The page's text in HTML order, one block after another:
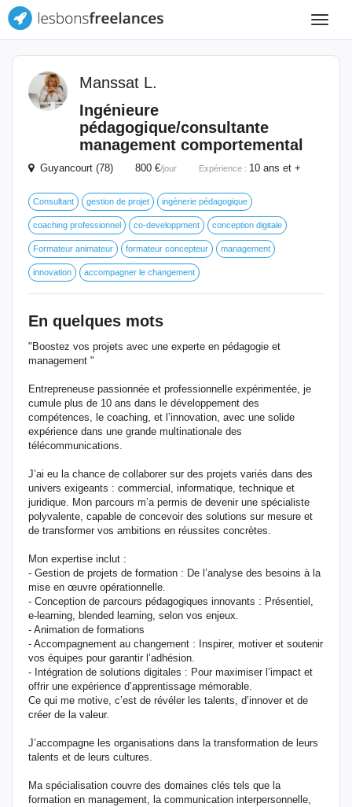
Toggle
Manssat L.
Ingénieure
pédagogique/consultante
management comportemental
Guyancourt (78) 800 €/jour Expérience : 10 ans et +
Consultant gestion de projet ingénerie pédagogique
coaching professionnel co-developpment conception digitale
Formateur animateur formateur concepteur management
innovation accompagner le changement
En quelques mots
"Boostez vos projets avec une experte en pédagogie et
management "
Entrepreneuse passionnée et professionnelle expérimentée, je
cumule plus de 10 ans dans le développement des
compétences, le coaching, et l’innovation, avec une solide
expérience dans une grande multinationale des
télécommunications.
J’ai eu la chance de collaborer sur des projets variés dans des
univers exigeants : commercial, informatique, technique et
juridique. Mon parcours m’a permis de devenir une spécialiste
polyvalente, capable de concevoir des solutions sur mesure et
de transformer vos ambitions en réussites concrètes.
Mon expertise inclut :
- Gestion de projets de formation : De l’analyse des besoins à la
mise en œuvre opérationnelle.
- Conception de parcours pédagogiques innovants : Présentiel,
e-learning, blended learning, selon vos enjeux.
- Animation de formations
- Accompagnement au changement : Inspirer, motiver et soutenir
vos équipes pour garantir l’adhésion.
- Intégration de solutions digitales : Pour maximiser l’impact et
offrir une expérience d’apprentissage mémorable.
Ce qui me motive, c’est de révéler les talents, d’innover et de
créer de la valeur.
J’accompagne les organisations dans la transformation de leurs
talents et de leurs cultures.
Ma spécialisation couvre des domaines clés tels que la
formation en management, la communication interpersonnelle,